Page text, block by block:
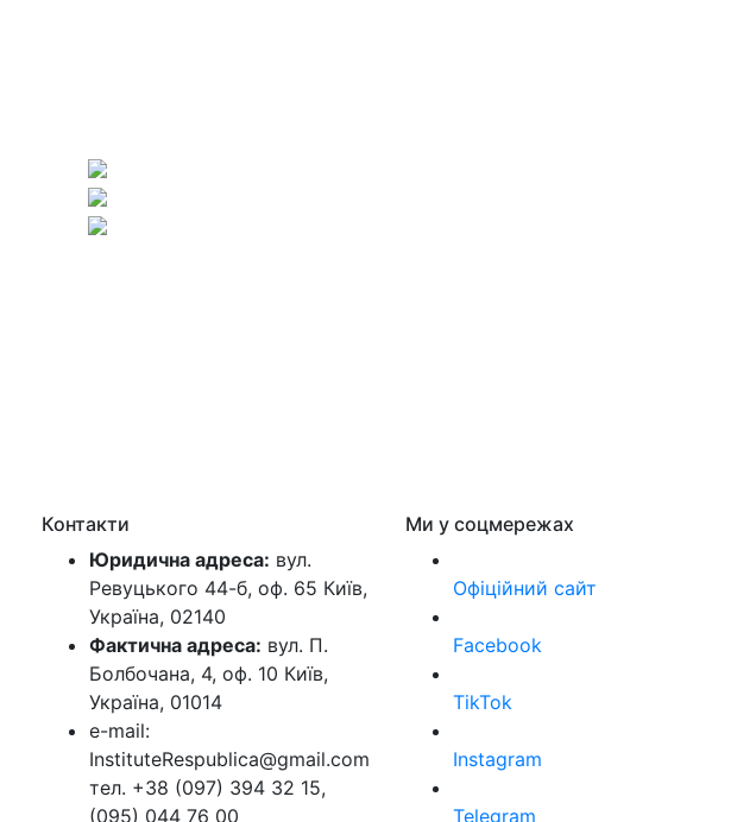
Контакти
Юридична адреса: вул.
Ревуцького 44-б, оф. 65 Київ,
Україна, 02140
Фактична адреса: вул. П.
Болбочана, 4, оф. 10 Київ,
Україна, 01014
e-mail:
InstituteRespublica@gmail.com
тел. +38 (097) 394 32 15,
(095) 044 76 00
Ми у соцмережах
Офіційний сайт
Facebook
TikTok
Instagram
Telegram